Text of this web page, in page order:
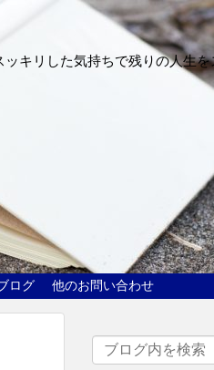
キリした気持ちで残りの人生
ログ 他のお問い合わせ